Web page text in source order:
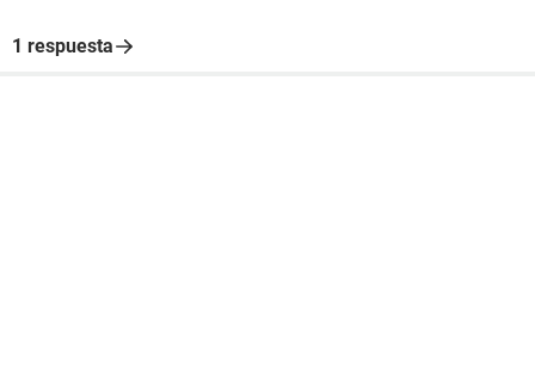
1 respuesta